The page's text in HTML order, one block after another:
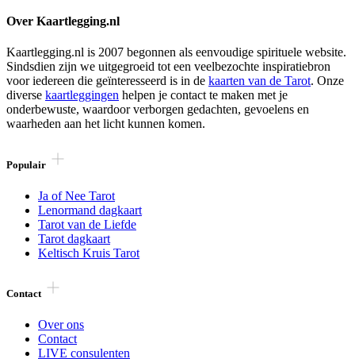
Over Kaartlegging.nl
Kaartlegging.nl is 2007 begonnen als eenvoudige spirituele website.
Sindsdien zijn we uitgegroeid tot een veelbezochte inspiratiebron
voor iedereen die geïnteresseerd is in de kaarten van de Tarot. Onze
diverse kaartleggingen helpen je contact te maken met je
onderbewuste, waardoor verborgen gedachten, gevoelens en
waarheden aan het licht kunnen komen.
Populair
Ja of Nee Tarot
Lenormand dagkaart
Tarot van de Liefde
Tarot dagkaart
Keltisch Kruis Tarot
Contact
Over ons
Contact
LIVE consulenten